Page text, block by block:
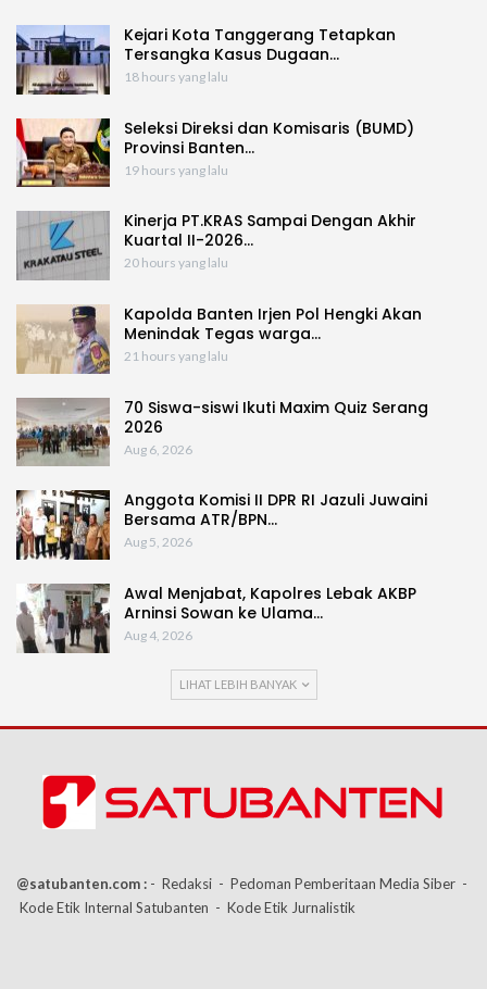
Kejari Kota Tanggerang Tetapkan
Tersangka Kasus Dugaan…
18 hours yang lalu
Seleksi Direksi dan Komisaris (BUMD)
Provinsi Banten…
19 hours yang lalu
Kinerja PT.KRAS Sampai Dengan Akhir
Kuartal II-2026…
20 hours yang lalu
Kapolda Banten Irjen Pol Hengki Akan
Menindak Tegas warga…
21 hours yang lalu
70 Siswa-siswi Ikuti Maxim Quiz Serang
2026
Aug 6, 2026
Anggota Komisi II DPR RI Jazuli Juwaini
Bersama ATR/BPN…
Aug 5, 2026
Awal Menjabat, Kapolres Lebak AKBP
Arninsi Sowan ke Ulama…
Aug 4, 2026
LIHAT LEBIH BANYAK
@satubanten.com : - Redaksi - Pedoman Pemberitaan Media Siber -
Kode Etik Internal Satubanten - Kode Etik Jurnalistik